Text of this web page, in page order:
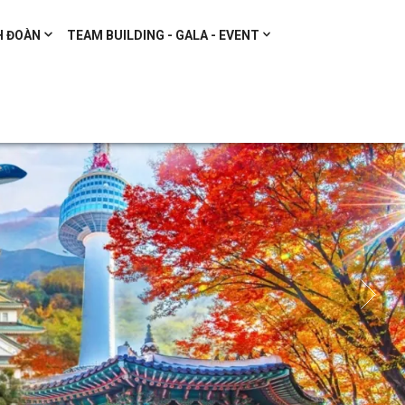
ĐOÀN TEAM BUILDING - GALA - EVENT